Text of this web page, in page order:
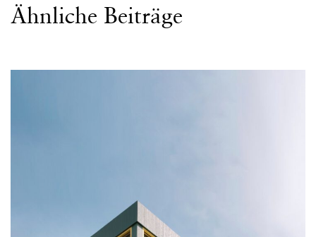
Ähnliche Beiträge